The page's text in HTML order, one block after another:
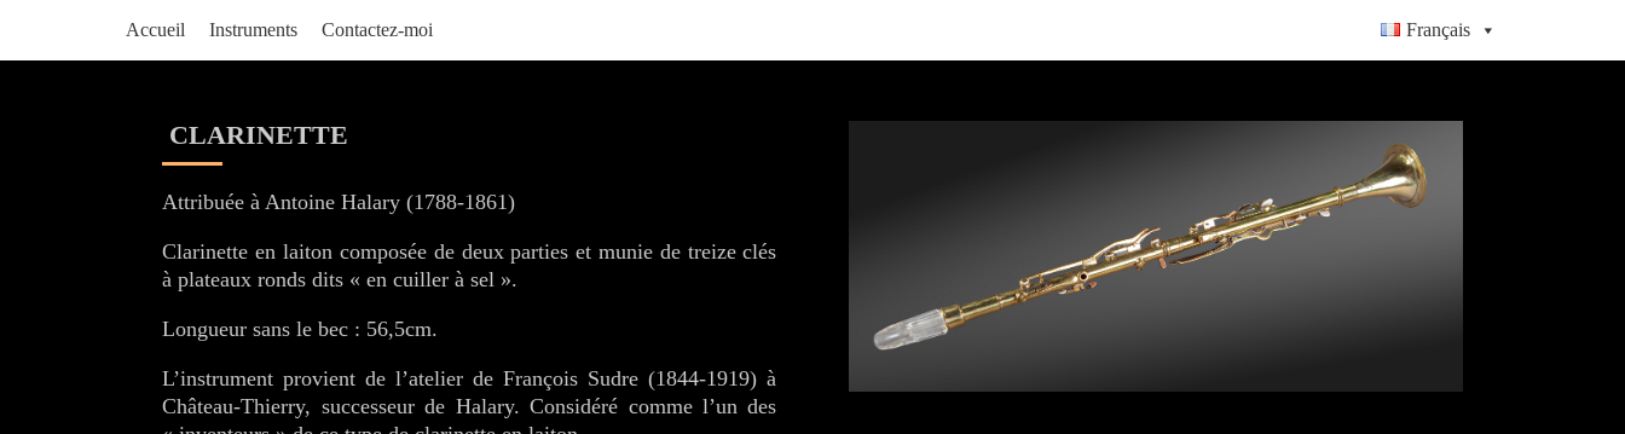
Accueil Instruments Contactez-moi Français
CLARINETTE
Attribuée à Antoine Halary (1788-1861)
Clarinette en laiton composée de deux parties et munie de treize clés
à plateaux ronds dits « en cuiller à sel ».
Longueur sans le bec : 56,5cm.
L’instrument provient de l’atelier de François Sudre (1844-1919) à
Château-Thierry, successeur de Halary. Considéré comme l’un des